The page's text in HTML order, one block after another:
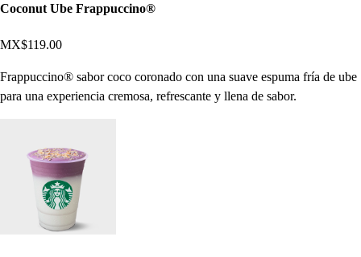
Coconut Ube Frappuccino®
MX$119.00
Frappuccino® sabor coco coronado con una suave espuma fría de ube
para una experiencia cremosa, refrescante y llena de sabor.